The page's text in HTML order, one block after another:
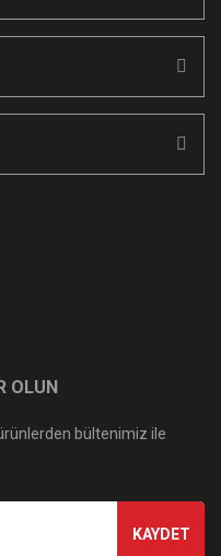
OLUN
bültenimiz ile
KAYDET